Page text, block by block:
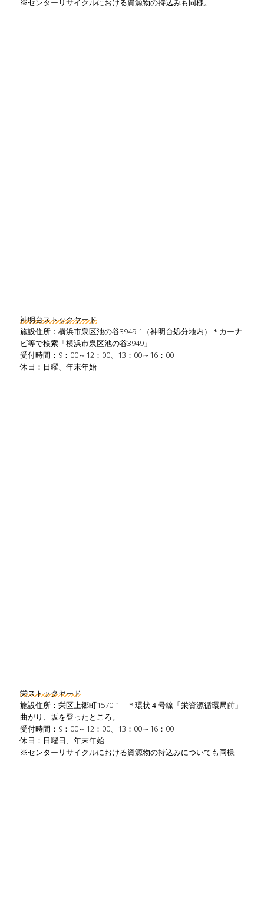
※センターリサイクルにおける資源物の持込みも同様。
神明台ストックヤード
施設住所：横浜市泉区池の谷3949-1（神明台処分地内）＊カーナ
ビ等で検索「横浜市泉区池の谷3949」
受付時間：9：00～12：00、13：00～16：00
休日：日曜、年末年始
栄ストックヤード
施設住所：栄区上郷町1570-1 ＊環状４号線「栄資源循環局前」
曲がり、坂を登ったところ。
受付時間：9：00～12：00、13：00～16：00
休日：日曜日、年末年始
※センターリサイクルにおける資源物の持込みについても同様